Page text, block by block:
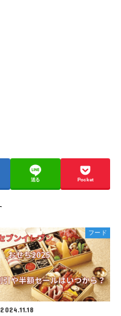
送る Pocket
フード
2024.11.18